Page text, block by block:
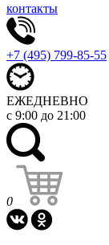
контакты
+7 (495) 799-85-55
ЕЖЕДНЕВНО
с 9:00 до 21:00
0